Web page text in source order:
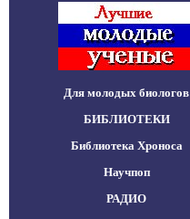
Для молодых биологов
БИБЛИОТЕКИ
Библиотека Хроноса
Научпоп
РАДИО